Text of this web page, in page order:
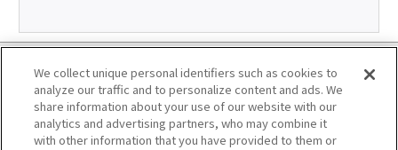
個人情報の取り扱いについて
会員優待サービスの提携をご検討の方へ
We collect unique personal identifiers such as cookies to
analyze our traffic and to personalize content and ads. We
share information about your use of our website with our
analytics and advertising partners, who may combine it
with other information that you have provided to them or